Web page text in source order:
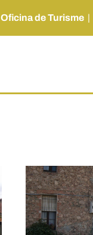
Oficina de Turisme |